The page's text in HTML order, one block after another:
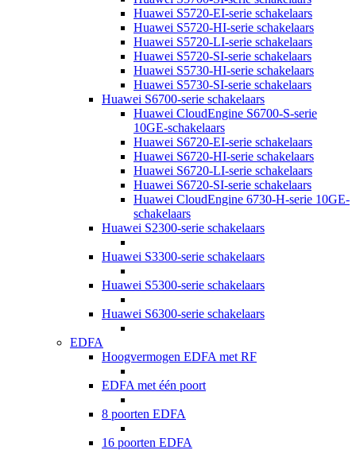
Huawei S5720-EI-serie schakelaars
Huawei S5720-HI-serie schakelaars
Huawei S5720-LI-serie schakelaars
Huawei S5720-SI-serie schakelaars
Huawei S5730-HI-serie schakelaars
Huawei S5730-SI-serie schakelaars
Huawei S6700-serie schakelaars
Huawei CloudEngine S6700-S-serie
10GE-schakelaars
Huawei S6720-EI-serie schakelaars
Huawei S6720-HI-serie schakelaars
Huawei S6720-LI-serie schakelaars
Huawei S6720-SI-serie schakelaars
Huawei CloudEngine 6730-H-serie 10GE-
schakelaars
Huawei S2300-serie schakelaars
Huawei S3300-serie schakelaars
Huawei S5300-serie schakelaars
Huawei S6300-serie schakelaars
EDFA
Hoogvermogen EDFA met RF
EDFA met één poort
8 poorten EDFA
16 poorten EDFA